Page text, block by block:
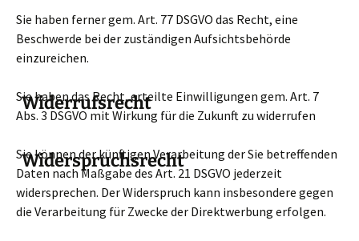
Sie haben ferner gem. Art. 77 DSGVO das Recht, eine
Beschwerde bei der zuständigen Aufsichtsbehörde
einzureichen.
Widerrufsrecht
Sie haben das Recht, erteilte Einwilligungen gem. Art. 7
Abs. 3 DSGVO mit Wirkung für die Zukunft zu widerrufen
Widerspruchsrecht
Sie können der künftigen Verarbeitung der Sie betreffenden
Daten nach Maßgabe des Art. 21 DSGVO jederzeit
widersprechen. Der Widerspruch kann insbesondere gegen
die Verarbeitung für Zwecke der Direktwerbung erfolgen.